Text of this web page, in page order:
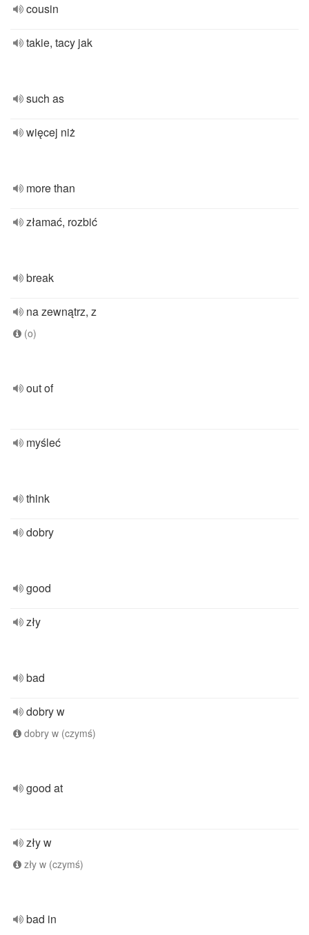
cousin
takie, tacy jak
such as
więcej niż
more than
złamać, rozbić
break
na zewnątrz, z
(o)
out of
myśleć
think
dobry
good
zły
bad
dobry w
dobry w (czymś)
good at
zły w
zły w (czymś)
bad in